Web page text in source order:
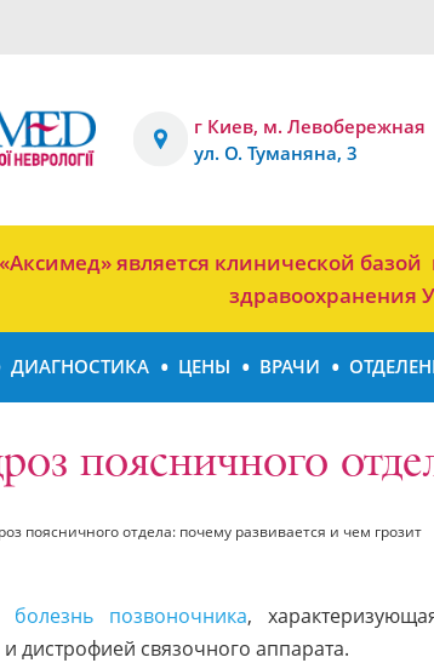
г Киев, м. Левобережная
ул. О. Туманяна, 3
является клинической
ДИАГНОСТИКА ЦЕНЫ ВРАЧИ
поясничного
поясничного отдела: почему развивается и чем грозит
болезнь позвоночника,
дистрофией связочного аппарата.